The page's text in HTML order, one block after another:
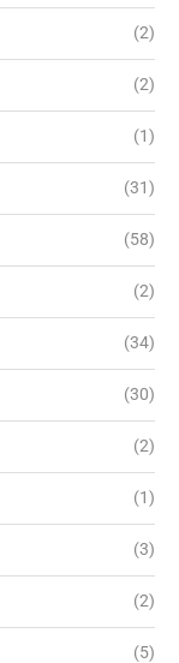
(2)
(2)
(1)
(31)
(58)
(2)
(34)
(30)
(2)
(1)
(3)
(2)
(5)